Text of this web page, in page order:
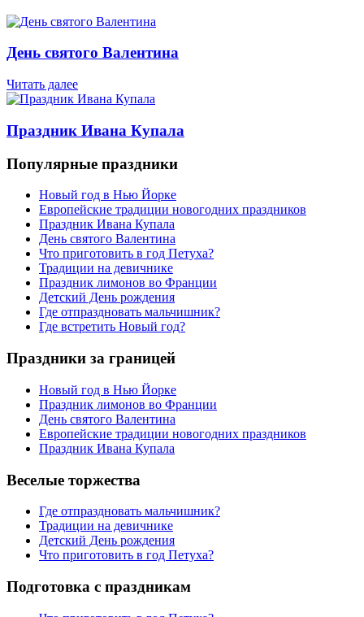
День святого Валентина
Читать далее
Праздник Ивана Купала
Популярные праздники
Новый год в Нью Йорке
Европейские традиции новогодних праздников
Праздник Ивана Купала
День святого Валентина
Что приготовить в год Петуха?
Традиции на девичнике
Праздник лимонов во Франции
Детский День рождения
Где отпраздновать мальчишник?
Где встретить Новый год?
Праздники за границей
Новый год в Нью Йорке
Праздник лимонов во Франции
День святого Валентина
Европейские традиции новогодних праздников
Праздник Ивана Купала
Веселые торжества
Где отпраздновать мальчишник?
Традиции на девичнике
Детский День рождения
Что приготовить в год Петуха?
Подготовка с праздникам